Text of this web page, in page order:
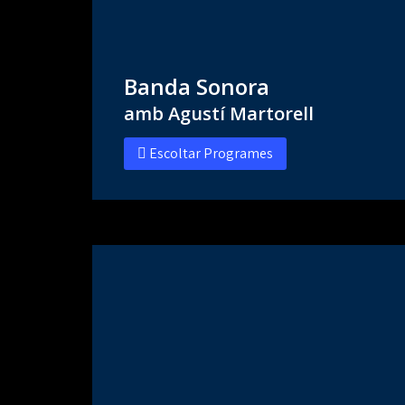
Banda Sonora
amb Agustí Martorell
Escoltar Programes